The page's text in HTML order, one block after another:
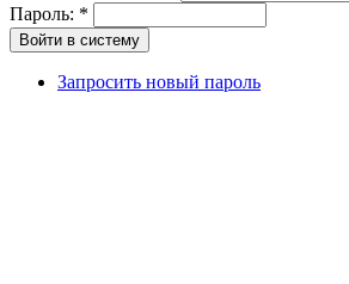
Пароль: *
Запросить новый пароль